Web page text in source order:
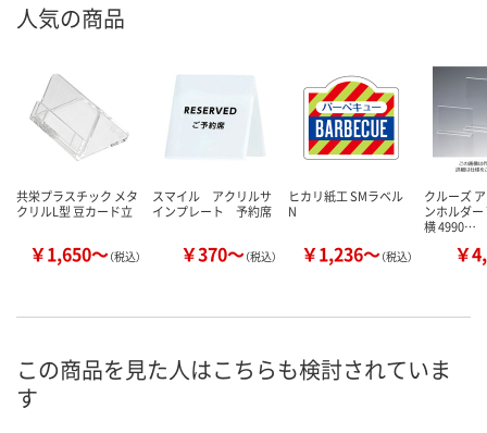
人気の商品
共栄プラスチック メタ
クリルL型 豆カード立
￥1,650～（税込）
スマイル アクリルサ
インプレート 予約席
￥370～（税込）
ヒカリ紙工 SMラベル
N
￥1,236～（税込）
クルーズ
ンホルダ
横 4990…
￥
この商品を見た人はこちらも検討されていま
す